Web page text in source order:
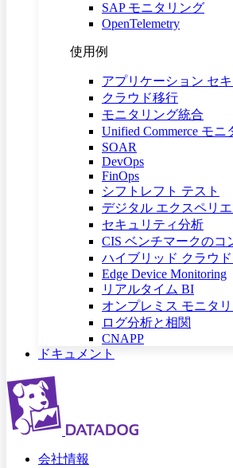
SAP モニタリング
OpenTelemetry
使用例
アプリケーション セ
クラウド移行
モニタリング統合
Unified Commerce モニ
SOAR
DevOps
FinOps
シフトレフト テスト
デジタル エクスペリ
セキュリティ分析
CIS ベンチマークのコ
ハイブリッド クラウ
Edge Device Monitoring
リアルタイム BI
オンプレミス モニタ
ログ分析と相関
CNAPP
ドキュメント
会社情報